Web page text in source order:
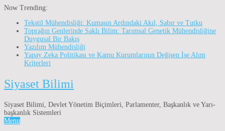
Now Trending:
Tekstil Mühendisliği: Kumaşın Ardındaki Akıl, Sabır ve Tutku
Toprağın Genlerinde Saklı Bilim: Tarımsal Genetik Mühendisliğine
Duygusal Bir Bakış
Yazılım Mühendisliği
Yapay Zeka Politikası ve Kamu Kurumlarının Değişen İşe Alım
Kriterleri
Siyaset Bilimi
Siyaset Bilimi, Devlet Yönetim Biçimleri, Parlamenter, Başkanlık ve Yarı-
başkanlık Sistemleri
Menu